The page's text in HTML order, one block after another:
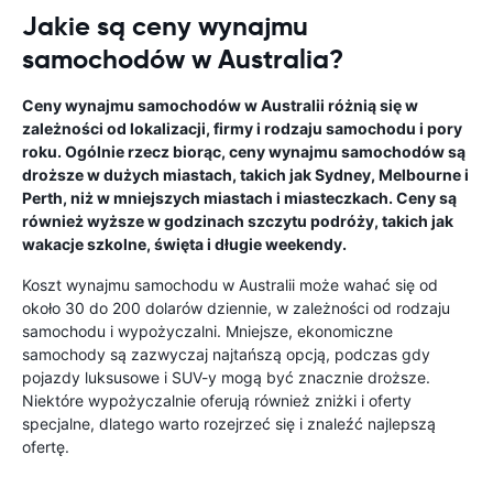
Jakie są ceny wynajmu
samochodów w Australia?
Ceny wynajmu samochodów w Australii różnią się w
zależności od lokalizacji, firmy i rodzaju samochodu i pory
roku. Ogólnie rzecz biorąc, ceny wynajmu samochodów są
droższe w dużych miastach, takich jak Sydney, Melbourne i
Perth, niż w mniejszych miastach i miasteczkach. Ceny są
również wyższe w godzinach szczytu podróży, takich jak
wakacje szkolne, święta i długie weekendy.
Koszt wynajmu samochodu w Australii może wahać się od
około 30 do 200 dolarów dziennie, w zależności od rodzaju
samochodu i wypożyczalni. Mniejsze, ekonomiczne
samochody są zazwyczaj najtańszą opcją, podczas gdy
pojazdy luksusowe i SUV-y mogą być znacznie droższe.
Niektóre wypożyczalnie oferują również zniżki i oferty
specjalne, dlatego warto rozejrzeć się i znaleźć najlepszą
ofertę.